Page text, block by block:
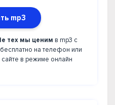
mp3
тех мы ценим в mp3 с
на телефон или
в режиме онлайн